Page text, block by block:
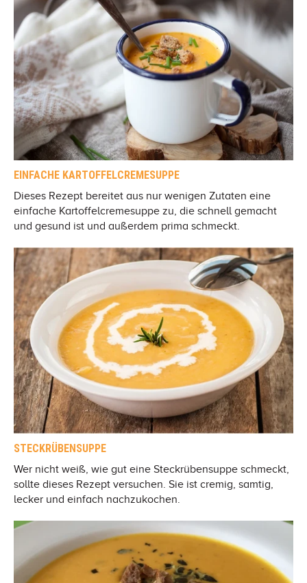
EINFACHE KARTOFFELCREMESUPPE
Dieses Rezept bereitet aus nur wenigen Zutaten eine
einfache Kartoffelcremesuppe zu, die schnell gemacht
und gesund ist und außerdem prima schmeckt.
STECKRÜBENSUPPE
Wer nicht weiß, wie gut eine Steckrübensuppe schmeckt,
sollte dieses Rezept versuchen. Sie ist cremig, samtig,
lecker und einfach nachzukochen.